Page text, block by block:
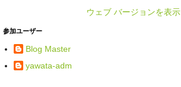
ウェブ バージョンを表示
参加ユーザー
Blog Master
yawata-adm